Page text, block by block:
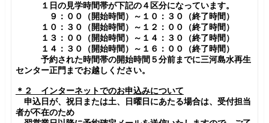
１日の見学時間帯が下記の４区分になっています。
９：００（開始時間）～１０：３０（終了時間）
１０：３０（開始時間）～１２：００（終了時間）
１３：００（開始時間）～１４：３０（終了時間）
１４：３０（開始時間）～１６：００（終了時間）
予約された時間帯の開始時間５分前までに三河島水再生
センター正門までお越しください。
＊２ インターネットでのお申込みについて
申込日が、祝日または土、日曜日にあたる場合は、受付担当
者が不在のため